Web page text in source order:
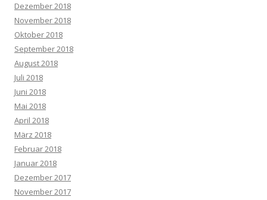
Dezember 2018
November 2018
Oktober 2018
September 2018
August 2018
Juli 2018
Juni 2018
Mai 2018
April 2018
März 2018
Februar 2018
Januar 2018
Dezember 2017
November 2017